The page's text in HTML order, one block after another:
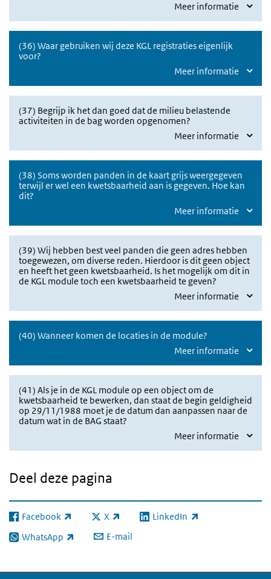
Meer informatie
(36) Waar gebruiken wij deze KGL registraties eigenlijk
voor?
Meer informatie
(37) Begrijp ik het dan goed dat de milieu belastende
activiteiten in de bag worden opgenomen?
Meer informatie
(38) Soms worden panden in de kaart grijs weergegeven
terwijl er wel een kwetsbaarheid aan is gegeven. Hoe kan
dit?
Meer informatie
(39) Wij hebben best veel panden die geen adres hebben
toegewezen, om diverse reden. Hierdoor is dit geen object
en heeft het geen kwetsbaarheid. Is het mogelijk om dit in
de KGL module toch een kwetsbaarheid te geven?
Meer informatie
(40) Wanneer komen de locaties in de module?
Meer informatie
(41) Als je in de KGL module op een object om de
kwetsbaarheid te bewerken, dan staat de begin geldigheid
op 29/11/1988 moet je de datum dan aanpassen naar de
datum wat in de BAG staat?
Meer informatie
Deel deze pagina
Facebook
(externe link) X
(externe link) LinkedIn
(externe link)
WhatsApp
(externe link) E-mail